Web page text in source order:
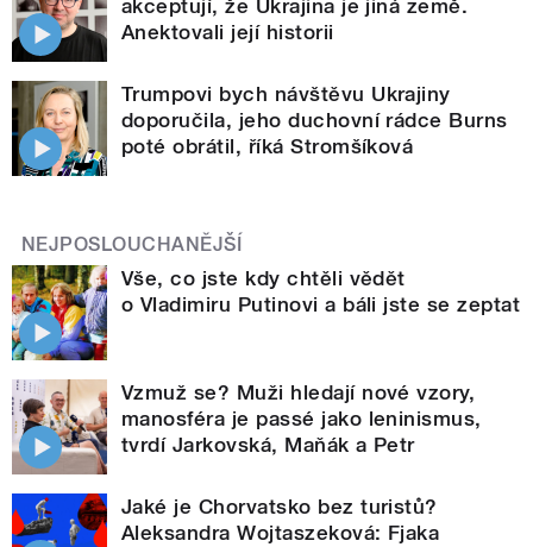
akceptují, že Ukrajina je jiná země.
Anektovali její historii
Trumpovi bych návštěvu Ukrajiny
doporučila, jeho duchovní rádce Burns
poté obrátil, říká Stromšíková
NEJPOSLOUCHANĚJŠÍ
Vše, co jste kdy chtěli vědět
o Vladimiru Putinovi a báli jste se zeptat
Vzmuž se? Muži hledají nové vzory,
manosféra je passé jako leninismus,
tvrdí Jarkovská, Maňák a Petr
Jaké je Chorvatsko bez turistů?
Aleksandra Wojtaszeková: Fjaka